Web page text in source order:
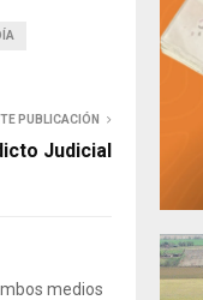
PUBLICACIÓN
Judicial
medios